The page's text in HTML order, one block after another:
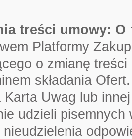
treści umowy: O
Platformy
o zmianę
składania
Karta Uwag lub
udzieli
nieudzielenia